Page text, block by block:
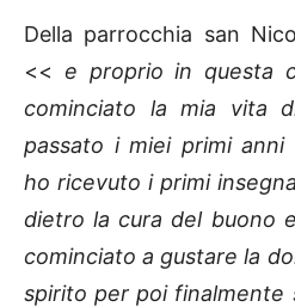
Della parrocchia san
<< e proprio in questa
cominciato la mia vita
passato i miei primi anni
ho ricevuto i primi
dietro la cura del buono
cominciato a gustare la
spirito per poi finalmente